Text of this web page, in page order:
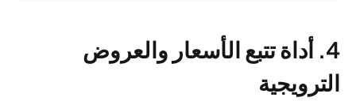
4. أداة تتبع الأسعار والعروض
الترويجية